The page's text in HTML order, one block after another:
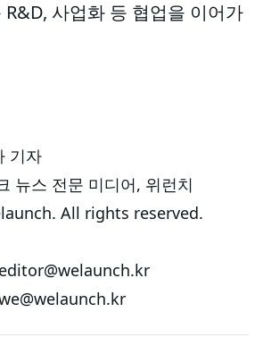
R&D, 사업화 등 협업을 이어가
기자
뉴스 전문 미디어, 위런치
All rights reserved.